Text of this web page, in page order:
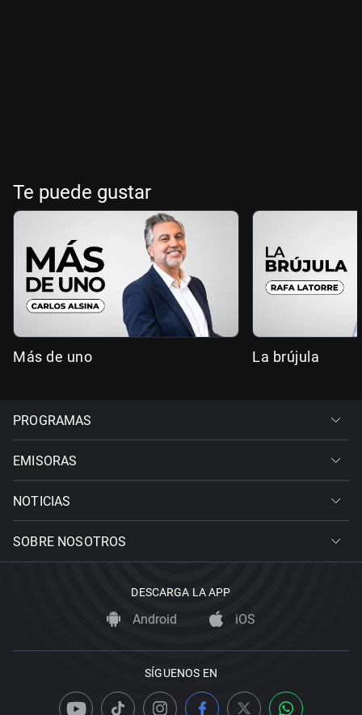
Te puede gustar
Más de uno La brújula
PROGRAMAS
EMISORAS
NOTICIAS
SOBRE NOSOTROS
DESCARGA LA APP
Android iOS
SÍGUENOS EN